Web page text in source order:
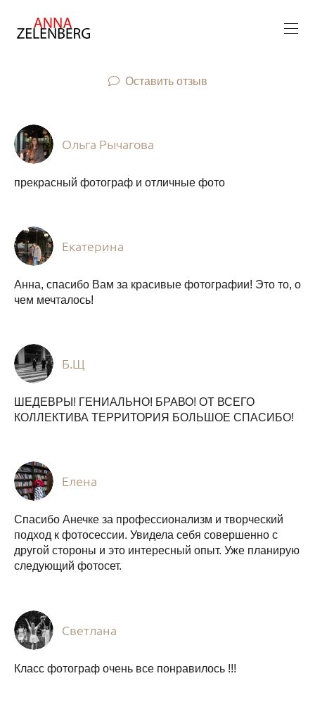
Оставить отзыв
Ольга Рычагова
прекрасный фотограф и отличные фото
Екатерина
Анна, спасибо Вам за красивые фотографии! Это то, о
чем мечталось!
Б.Щ
ШЕДЕВРЫ! ГЕНИАЛЬНО! БРАВО! ОТ ВСЕГО
КОЛЛЕКТИВА ТЕРРИТОРИЯ БОЛЬШОЕ СПАСИБО!
Елена
Спасибо Анечке за профессионализм и творческий
подход к фотосессии. Увидела себя совершенно с
другой стороны и это интересный опыт. Уже планирую
следующий фотосет.
Светлана
Класс фотограф очень все понравилось !!!